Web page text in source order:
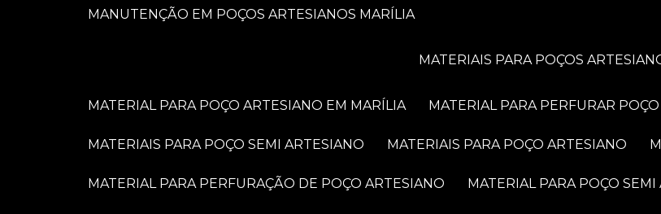
MANUTENÇÃO EM POÇOS ARTESIANOS MARÍLIA
MATERIAIS PARA POÇOS
MATERIAL PARA POÇO ARTESIANO EM MARÍLIA MATERIAL PARA PERFURAR
MATERIAIS PARA POÇO SEMI ARTESIANO MATERIAIS PARA POÇO ARTESIANO
MATERIAL PARA PERFURAÇÃO DE POÇO ARTESIANO MATERIAL PARA POÇO